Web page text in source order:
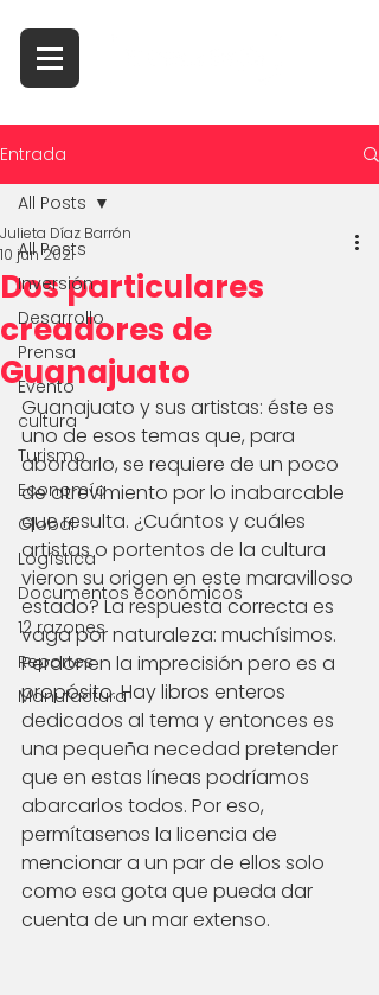
Entrada
All Posts
Inversión
Desarrollo
Prensa
Evento
cultura
Turismo
Economía
Global
Logística
Documentos económicos
12 razones
Reportes
Manufactura
All Posts
Dos particulares
creadores de
Guanajuato
Julieta Díaz Barrón
10 jun 2021
Guanajuato y sus artistas: éste es
uno de esos temas que, para
abordarlo, se requiere de un poco
de atrevimiento por lo inabarcable
que resulta. ¿Cuántos y cuáles
artistas o portentos de la cultura
vieron su origen en este maravilloso
estado? La respuesta correcta es
vaga por naturaleza: muchísimos.
Perdonen la imprecisión pero es a
propósito. Hay libros enteros
dedicados al tema y entonces es
una pequeña necedad pretender
que en estas líneas podríamos
abarcarlos todos. Por eso,
permítasenos la licencia de
mencionar a un par de ellos solo
como esa gota que pueda dar
cuenta de un mar extenso.